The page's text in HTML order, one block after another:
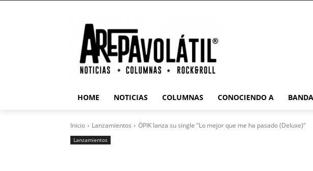
HOME NOTICIAS COLUMNAS CONOCIENDO A
Inicio Lanzamientos ÖPIK lanza su single "Lo mejor que me ha pasado (Deluxe)"
Lanzamientos